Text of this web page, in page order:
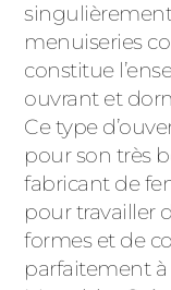
menuiseries
constitue
ouvrant et
Ce type
pour son très
fabricant de
pour travailler
formes et de
parfaitement